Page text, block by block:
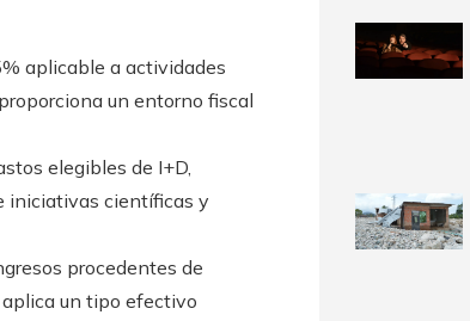
aplicable a actividades
un entorno fiscal
elegibles de I+D,
iniciativas científicas y
procedentes de
un tipo efectivo